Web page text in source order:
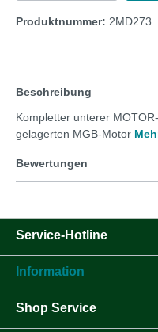
Produktnummer: 2MD273
Beschreibung
Kompletter unterer
gelagerten MGB-Motor
Bewertungen
Service-Hotline
Information
Shop Service